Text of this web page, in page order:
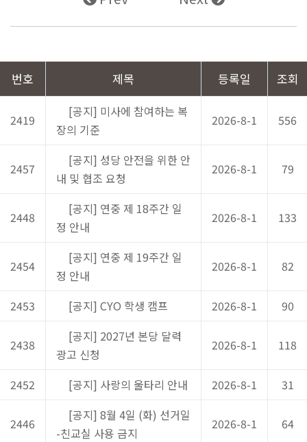
번호 제목 등록일 조회
2419
[공지] 미사에 참여하는 복
장의 기준
2026-8-1 556
2457
[공지] 성당 안전을 위한 안
내 및 협조 요청
2026-8-1 79
2448
[공지] 연중 제 18주간 일
정 안내
2026-8-1 133
2454
[공지] 연중 제 19주간 일
정 안내
2026-8-1 82
2453 [공지] CYO 학생 캠프 2026-8-1 90
2438
[공지] 2027년 본당 달력
광고 신청
2026-8-1 118
2452 [공지] 사랑의 울타리 안내 2026-8-1 31
2446
[공지] 8월 4일 (화) 선거일
-친교실 사용 금지
2026-8-1 64